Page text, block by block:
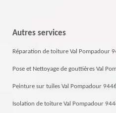
Autres services
Réparation de toiture Val Pompadour
Pose et Nettoyage de gouttières Val
Peinture sur tuiles Val Pompadour
Isolation de toiture Val Pompadour